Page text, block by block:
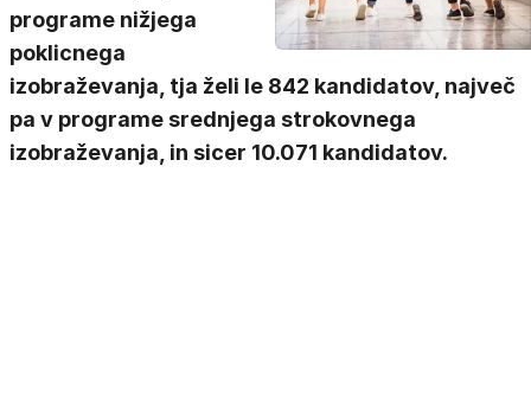
programe nižjega
poklicnega
izobraževanja, tja želi le 842 kandidatov, največ
pa v programe srednjega strokovnega
izobraževanja, in sicer 10.071 kandidatov.